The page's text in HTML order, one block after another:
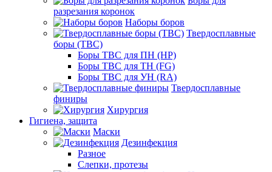
разрезания коронок
Наборы боров
Твердосплавные
боры (ТВС)
Боры ТВС для ПН (HP)
Боры ТВС для ТН (FG)
Боры ТВС для УН (RA)
Твердосплавные
финиры
Хирургия
Гигиена, защита
Маски
Дезинфекция
Разное
Слепки, протезы